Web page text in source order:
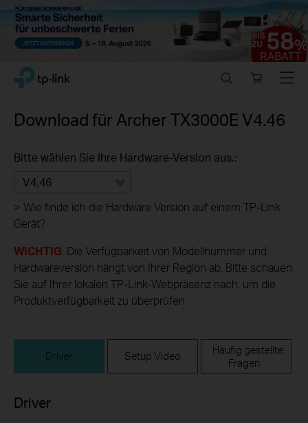
Close
Click
navigation
TP-Link, Reliably Smart
store
Menu
Download für Archer TX3000E V4.46
Bitte wählen Sie Ihre Hardware-Version aus.:
V4.46
> Wie finde ich die Hardware Version auf einem TP-Link
Gerät?
WICHTIG: Die Verfügbarkeit von Modellnummer und
Hardwareversion hängt von Ihrer Region ab. Bitte schauen
Sie auf Ihrer lokalen TP-Link-Webpräsenz nach, um die
Produktverfügbarkeit zu überprüfen.
Driver Setup Video
Häufig gestellte
Fragen
Driver